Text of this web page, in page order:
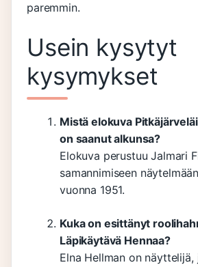
paremmin.
Usein kysytyt
kysymykset
Mistä elokuva
on saanut alkunsa?
Elokuva perustuu Jalmari
samannimiseen
vuonna 1951.
Kuka on esittänyt
Läpikäytävä Hennaa?
Elna Hellman on